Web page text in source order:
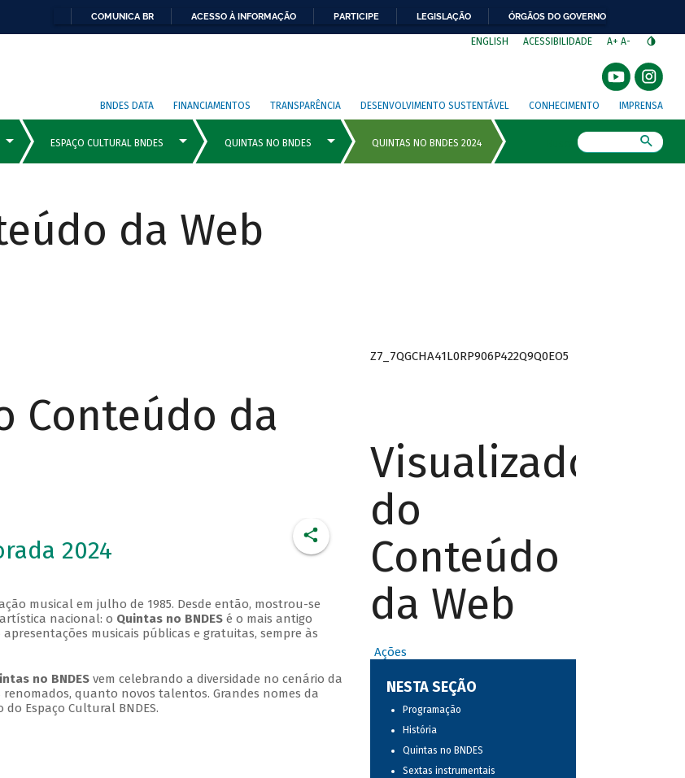
COMUNICA BR ACESSO À INFORMAÇÃO PARTICIPE LEGISLAÇÃO ÓRGÃOS DO GOVERNO
ENGLISH ACESSIBILIDADE A+ A-
BNDES DATA FINANCIAMENTOS TRANSPARÊNCIA DESENVOLVIMENTO SUSTENTÁVEL CONHECIMENTO IMPRENSA
da Web
Conteúdo da
2024
musical em julho de 1985. Desde então, mostrou-se
nacional: o Quintas no BNDESé o mais antigo
musicais públicas e gratuitas, sempre às
no BNDESvem celebrando a diversidade no cenário da
quanto novos talentos. Grandes nomes da
Espaço Cultural BNDES.
Z7_7QGCHA41L0RP906P422Q9Q0EO5
Visualizador
do
Conteúdo
da Web
Ações
NESTA SEÇÃO
Programação
História
Quintas no BNDES
Sextas instrumentais